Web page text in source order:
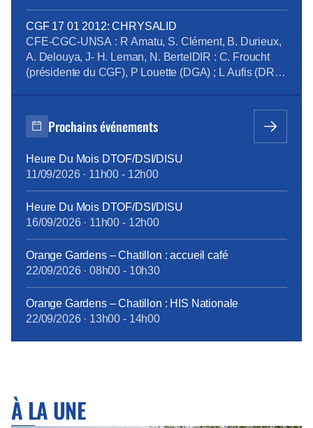
Télécharger le tract en pdf : Tract Part Variable
Partielle en AD T2 2013
Filiales) : 107 349 fin 2011 (1700 CDD) : +2% CDI
Durée moyenne CDD = 4 mois (+1 mois) Forte
progression de CDD en IDF Ouest,
lorraine/Alsace/Réunion/Bourgogne/Franche
Comté/Marseille/Lyon/Provence/Corse 3 811
CGF 17 01 2012: CHRYSALID
CFE-CGC-UNSA : R Amatu, S. Clément, B. Durieux,
A. Delouya, J- H. Leman, N. BertelDIR : C. Froucht
(présidente du CGF), P Louette (DGA) ; L Aufis (DRH)
stade de développement intermédiaire entre la larve
et l’imago (ou […]
Prochains événements
Heure Du Mois DTOF/DSI/DISU
11/09/2026· 11h00 - 12h00
Heure Du Mois DTOF/DSI/DISU
16/09/2026· 11h00 - 12h00
Orange Gardens – Chatillon : accueil café
22/09/2026· 08h00 - 10h30
Orange Gardens – Chatillon : HIS Nationale
22/09/2026· 13h00 - 14h00
À LA UNE